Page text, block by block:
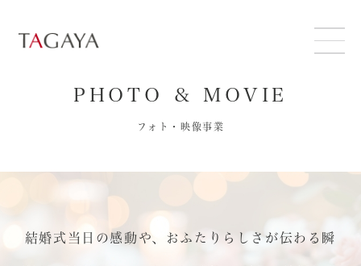
ABOUT
SUSTAINABILITY
NEWS
PHOTO & MOVIE
フォト・映像事業
結婚式当日の感動や、おふたりらしさが伝わる瞬